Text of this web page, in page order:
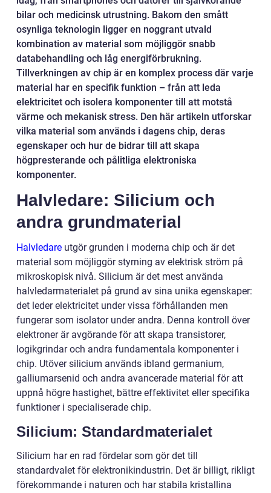
bilar och medicinsk utrustning. Bakom den smått
osynliga teknologin ligger en noggrant utvald
kombination av material som möjliggör snabb
databehandling och låg energiförbrukning.
Tillverkningen av chip är en komplex process där varje
material har en specifik funktion – från att leda
elektricitet och isolera komponenter till att motstå
värme och mekanisk stress. Den här artikeln utforskar
vilka material som används i dagens chip, deras
egenskaper och hur de bidrar till att skapa
högpresterande och pålitliga elektroniska
komponenter.
Halvledare: Silicium och
andra grundmaterial
Halvledare utgör grunden i moderna chip och är det
material som möjliggör styrning av elektrisk ström på
mikroskopisk nivå. Silicium är det mest använda
halvledarmaterialet på grund av sina unika egenskaper:
det leder elektricitet under vissa förhållanden men
fungerar som isolator under andra. Denna kontroll över
elektroner är avgörande för att skapa transistorer,
logikgrindar och andra fundamentala komponenter i
chip. Utöver silicium används ibland germanium,
galliumarsenid och andra avancerade material för att
uppnå högre hastighet, bättre effektivitet eller specifika
funktioner i specialiserade chip.
Silicium: Standardmaterialet
Silicium har en rad fördelar som gör det till
standardvalet för elektronikindustrin. Det är billigt, rikligt
förekommande i naturen och har stabila kristallina